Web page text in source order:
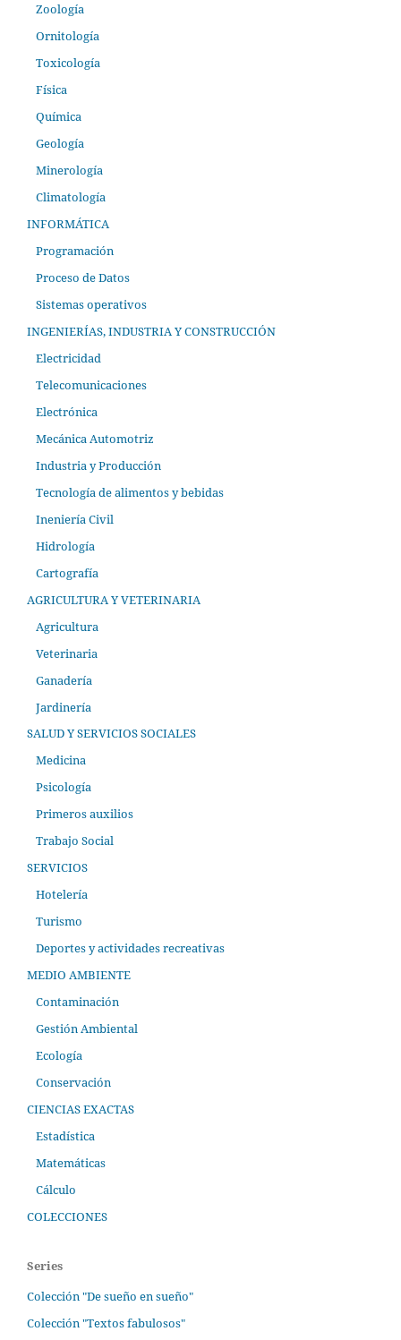
Zoología
Ornitología
Toxicología
Física
Química
Geología
Minerología
Climatología
INFORMÁTICA
Programación
Proceso de Datos
Sistemas operativos
INGENIERÍAS, INDUSTRIA Y CONSTRUCCIÓN
Electricidad
Telecomunicaciones
Electrónica
Mecánica Automotriz
Industria y Producción
Tecnología de alimentos y bebidas
Ineniería Civil
Hidrología
Cartografía
AGRICULTURA Y VETERINARIA
Agricultura
Veterinaria
Ganadería
Jardinería
SALUD Y SERVICIOS SOCIALES
Medicina
Psicología
Primeros auxilios
Trabajo Social
SERVICIOS
Hotelería
Turismo
Deportes y actividades recreativas
MEDIO AMBIENTE
Contaminación
Gestión Ambiental
Ecología
Conservación
CIENCIAS EXACTAS
Estadística
Matemáticas
Cálculo
COLECCIONES
Series
Colección "De sueño en sueño"
Colección "Textos fabulosos"